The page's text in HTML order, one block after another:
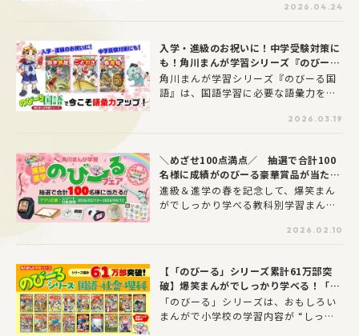
い、まんがだから親しみやすく、楽し
が得意な子も、苦手な子も、無理なく
ステップアップできる一冊です。今回
は、学習まんがで読書感想文の書き方
を学ぶ効果と、お子さんのタイプに合
わせた活用法を徹底解説します。
じめ、約4万冊の書籍を読者謝恩価格で
販売します。また、イベントテントや
イベントを随時開催するなどの催しも
めじろ押し！さまざまな出版社が参加
します。もちろん、KADOKAWAも参加
しますのでぜひ遊びに来てください。
2026.04.24
入学・進級のお祝いに！中学受験対策に
も！角川まんが学習シリーズ『のびーる
国語』爆笑学習まんがで今こそ語彙力ア
ップ！
角川まんが学習シリーズ『のびーる国
語』は、国語学習に必要な語彙力をま
入学、新学期準備から、中学受験の基
礎固めにも役立つ本シリーズの特徴と
2026.03.19
＼めざせ100点満点／ 抽選で合計100
名様に成績がのびーる豪華賞品が当た
る!! 「角川まんが学習 2026進級進
学 のびーるフェア」が2月13日（金）
進級＆進学の春を記念して、爆笑まん
がでしっかり学べる教科別学習まんが
「角川まんが学習 2026進級進学 の
びーるフェア」を開催します!! 豪華賞
ここだけでしか手に入らない特製シー
ルまで、成績がのびーる賞品を用意さ
せていただきました。ぜひ対象書籍を
購入してKADOKAWAアプリから応募
2026.02.10
【「のびーる」シリーズ累計61万部突
破】爆笑まんがでしっかり学べる！「の
びーる」シリーズのおすすめポイント
「のびーる」シリーズは、おもしろい
まんがで小学校の学習内容が “しっか